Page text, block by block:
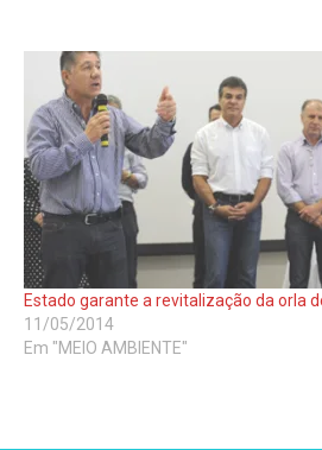
Estado garante a revitalização da orla
11/05/2014
Em "MEIO AMBIENTE"